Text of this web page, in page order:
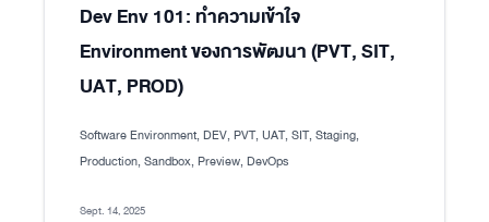
Dev Env 101: ทำความเข้าใจ
Environment ของการพัฒนา (PVT, SIT,
UAT, PROD)
Software Environment, DEV, PVT, UAT, SIT, Staging,
Production, Sandbox, Preview, DevOps
Sept. 14, 2025